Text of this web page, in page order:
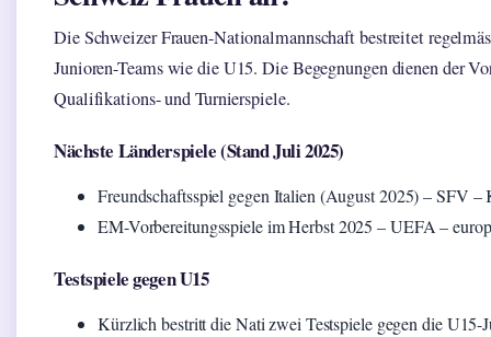
Die Schweizer Frauen-Nationalmannschaft bestreitet
Junioren-Teams wie die U15. Die Begegnungen dienen der
Qualifikations- und Turnierspiele.
Nächste Länderspiele (Stand Juli 2025)
Freundschaftsspiel gegen Italien (August 2025) – SFV –
EM-Vorbereitungsspiele im Herbst 2025 – UEFA –
Testspiele gegen U15
Kürzlich bestritt die Nati zwei Testspiele gegen die U15-